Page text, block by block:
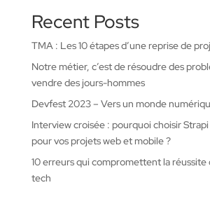
Recent Posts
TMA : Les 10 étapes d’une reprise de
Notre métier, c’est de résoudre des
vendre des jours-hommes
Devfest 2023 – Vers un monde
Interview croisée : pourquoi choisir
pour vos projets web et mobile ?
10 erreurs qui compromettent la
tech